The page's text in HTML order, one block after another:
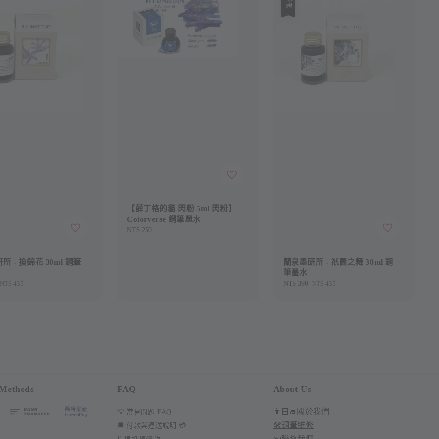
所 - 換錦花 30ml 鋼筆
Regular
NT$ 435
【薛丁格的貓 閃粉 5ml 閃粉】
Colorverse 鋼筆墨水
Regular
NT$ 250
蘭泉墨研所 - 祇園之舞 30ml 鋼
筆墨水
Sale
NT$ 390 Regular
NT$ 435
FAQ
💡 常見問題 FAQ
🚚 付款與運送說明 💳
About Us
👩🏻‍🎓關於我們
🛠️鋼筆維修